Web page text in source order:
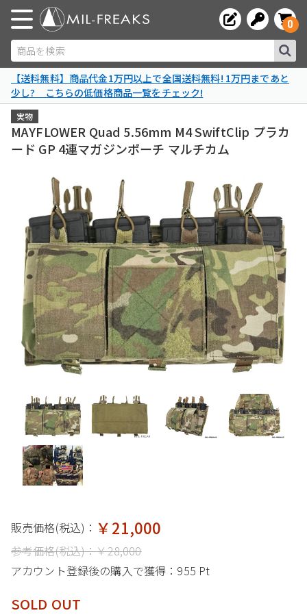
商品を検索
0
【送料無料】商品代金1万円以上で全国送料無料! 1万円まであと
少し? こちらの低価格商品一覧をチェック!
実物
MAYFLOWER Quad 5.56mm M4 SwiftClip プラカ
ード GP 4連マガジンポーチ マルチカム
販売価格(税込)： ￥21,000
参考価格(税込)：￥28,000
アカウント登録後の購入で獲得： 955 Pt
SOLD OUT